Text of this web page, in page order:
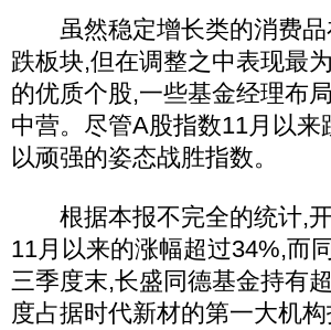
虽然稳定增长类的消费品
跌板块,但在调整之中表现最
的优质个股,一些基金经理布
中营。尽管A股指数11月以
以顽强的姿态战胜指数。
根据本报不完全的统计,开
11月以来的涨幅超过34%,而
三季度末,长盛同德基金持有
度占据时代新材的第一大机